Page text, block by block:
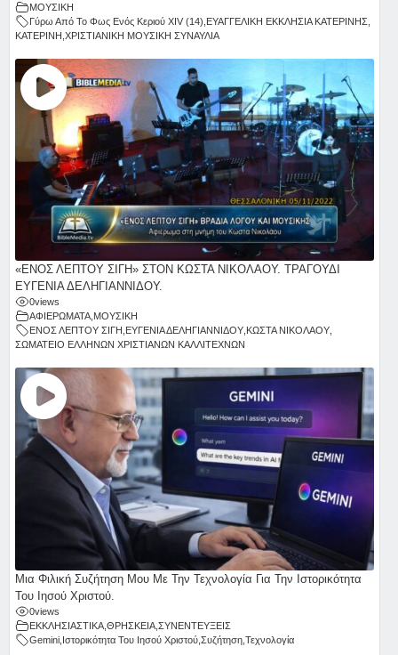
ΜΟΥΣΙΚΗ
Γύρω Από Το Φως Ενός Κεριού ΧΙV (14) ΕΥΑΓΓΕΛΙΚΗ ΕΚΚΛΗΣΙΑ ΚΑΤΕΡΙΝΗΣ
ΚΑΤΕΡΙΝΗ ΧΡΙΣΤΙΑΝΙΚΗ ΜΟΥΣΙΚΗ ΣΥΝΑΥΛΙΑ
«ΕΝΟΣ ΛΕΠΤΟΥ ΣΙΓΗ» ΣΤΟΝ ΚΩΣΤΑ ΝΙΚΟΛΑΟΥ. ΤΡΑΓΟΥΔΙ
ΕΥΓΕΝΙΑ ΔΕΛΗΓΙΑΝΝΙΔΟΥ.
0views
ΑΦΙΕΡΩΜΑΤΑ ΜΟΥΣΙΚΗ
ΕΝΟΣ ΛΕΠΤΟΥ ΣΙΓΗ ΕΥΓΕΝΙΑ ΔΕΛΗΓΙΑΝΝΙΔΟΥ ΚΩΣΤΑ ΝΙΚΟΛΑΟΥ
ΣΩΜΑΤΕΙΟ ΕΛΛΗΝΩΝ ΧΡΙΣΤΙΑΝΩΝ ΚΑΛΛΙΤΕΧΝΩΝ
Μια Φιλική Συζήτηση Μου Με Την Τεχνολογία Για Την Ιστορικότητα
Του Ιησού Χριστού.
0views
ΕΚΚΛΗΣΙΑΣΤΙΚΑ ΘΡΗΣΚΕΙΑ ΣΥΝΕΝΤΕΥΞΕΙΣ
Gemini Ιστορικότητα Του Ιησού Χριστού Συζήτηση Τεχνολογία